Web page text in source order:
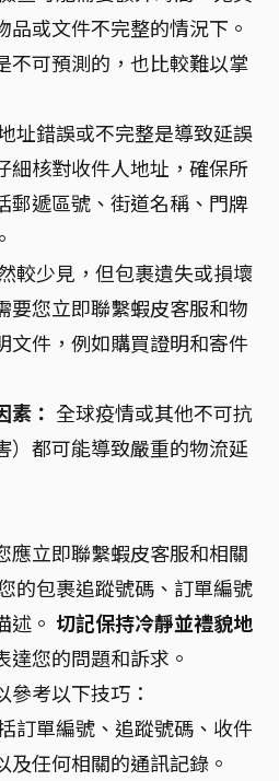
品或文件不完整的情況下。
不可預測的，也比較難以掌
址錯誤或不完整是導致延誤
細核對收件人地址，確保所
郵遞區號、街道名稱、門牌
較少見，但包裹遺失或損壞
要您立即聯繫蝦皮客服和物
文件，例如購買證明和寄件
素： 全球疫情或其他不可抗
）都可能導致嚴重的物流延
應立即聯繫蝦皮客服和相關
的包裹追蹤號碼、訂單編號
述。 切記保持冷靜並禮貌地
達您的問題和訴求。
參考以下技巧：
訂單編號、追蹤號碼、收件
及任何相關的通訊記錄。